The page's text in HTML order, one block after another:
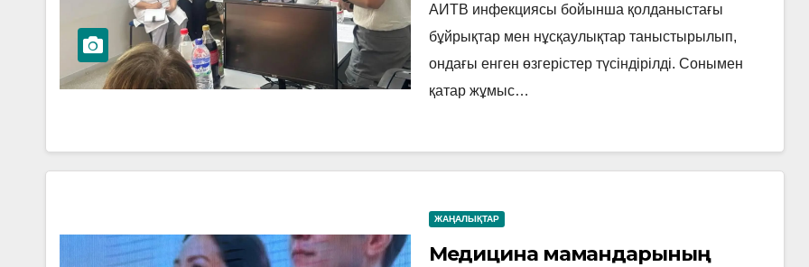
АИТВ инфекциясы бойынша қолданыстағы
бұйрықтар мен нұсқаулықтар таныстырылып,
ондағы енген өзгерістер түсіндірілді. Сонымен
қатар жұмыс…
ЖАҢАЛЫҚТАР
Медицина мамандарының